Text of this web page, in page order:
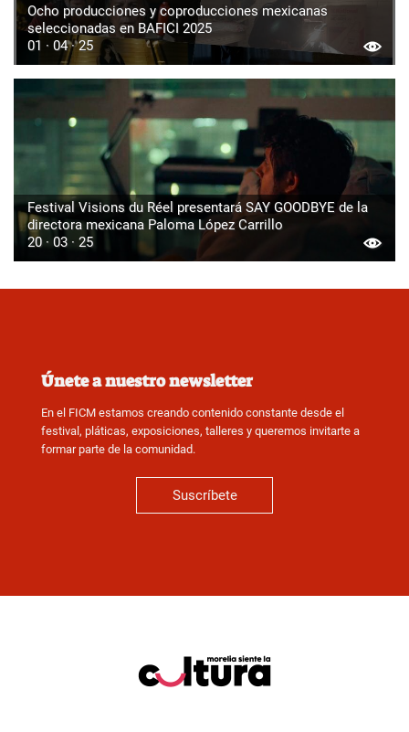
Ocho producciones y coproducciones mexicanas
seleccionadas en BAFICI 2025
01 · 04 · 25
Festival Visions du Réel presentará SAY GOODBYE de la
directora mexicana Paloma López Carrillo
20 · 03 · 25
Únete a nuestro newsletter
En el FICM estamos creando contenido constante desde el
festival, pláticas, exposiciones, talleres y queremos invitarte a
formar parte de la comunidad.
Suscríbete